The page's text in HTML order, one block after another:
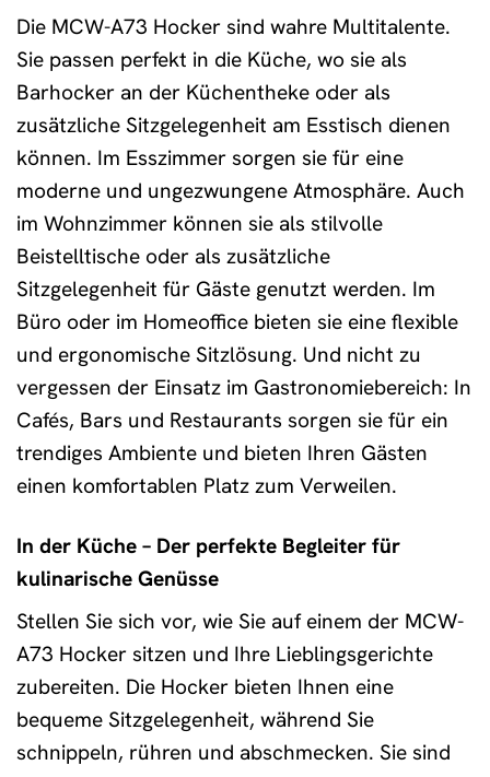
Die MCW-A73 Hocker sind wahre Multitalente.
Sie passen perfekt in die Küche, wo sie als
Barhocker an der Küchentheke oder als
zusätzliche Sitzgelegenheit am Esstisch dienen
können. Im Esszimmer sorgen sie für eine
moderne und ungezwungene Atmosphäre. Auch
im Wohnzimmer können sie als stilvolle
Beistelltische oder als zusätzliche
Sitzgelegenheit für Gäste genutzt werden. Im
Büro oder im Homeoffice bieten sie eine flexible
und ergonomische Sitzlösung. Und nicht zu
vergessen der Einsatz im Gastronomiebereich: In
Cafés, Bars und Restaurants sorgen sie für ein
trendiges Ambiente und bieten Ihren Gästen
einen komfortablen Platz zum Verweilen.
In der Küche – Der perfekte Begleiter für
kulinarische Genüsse
Stellen Sie sich vor, wie Sie auf einem der MCW-
A73 Hocker sitzen und Ihre Lieblingsgerichte
zubereiten. Die Hocker bieten Ihnen eine
bequeme Sitzgelegenheit, während Sie
schnippeln, rühren und abschmecken. Sie sind